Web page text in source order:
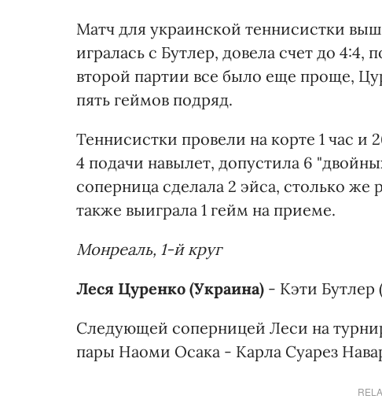
Матч для украинской теннисистки
игралась с Бутлер, довела счет до 4:4,
второй партии все было еще проще,
пять геймов подряд.
Теннисистки провели на корте 1 час и
4 подачи навылет, допустила 6
соперница сделала 2 эйса, столько же
также выиграла 1 гейм на приеме.
Монреаль, 1-й круг
Леся Цуренко (Украина) - Кэти Бутлер
Следующей соперницей Леси на
пары Наоми Осака - Карла Суарез